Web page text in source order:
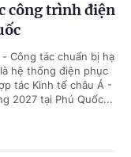
công trình điện
Công tác chuẩn bị hạ
hệ thống điện phục
tác Kinh tế châu Á -
2027 tại Phú Quốc...